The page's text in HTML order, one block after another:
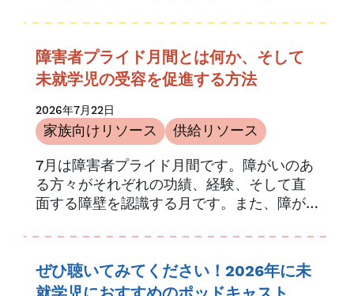
す。.
障害者プライド月間とは何か、そして
未就学児の受容を促進する方法
2026年7月22日
家族向けリソース
供給リソース
7月は障害者プライド月間です。障がいのあ
る方々がそれぞれの功績、経験、そして直
面する障壁を認識する月です。また、障が
もあります。
ぜひ聴いてみてください！2026年に未